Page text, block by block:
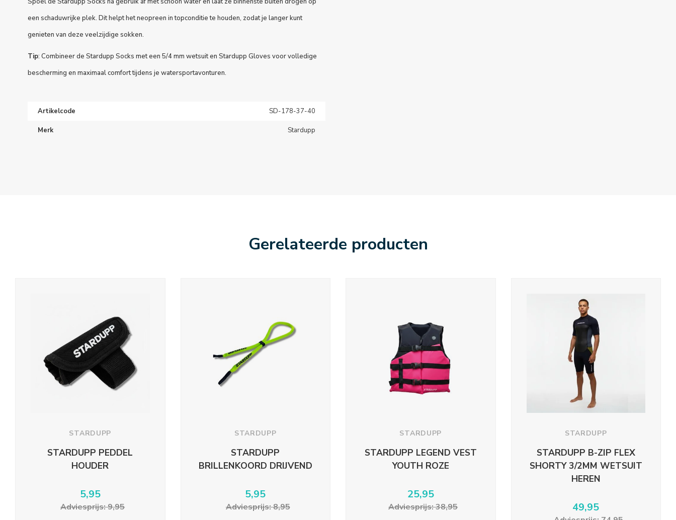
een schaduwrijke plek. Dit helpt het neopreen in topconditie te houden, zodat je langer kunt
genieten van deze veelzijdige sokken.
Tip: Combineer de Stardupp Socks met een 5/4 mm wetsuiten Stardupp Gloves voor volledige
bescherming en maximaal comfort tijdens je watersportavonturen.
Artikelcode SD-178-37-40
Merk Stardupp
Gerelateerde producten
STARDUPP
STARDUPP PEDDEL
HOUDER
5,95
Adviesprijs: 9,95
STARDUPP
STARDUPP
BRILLENKOORD DRIJVEND
5,95
Adviesprijs: 8,95
STARDUPP
STARDUPP LEGEND VEST
YOUTH ROZE
25,95
Adviesprijs: 38,95
STARDUPP
STARDUPP B-ZIP FLEX
SHORTY 3/2MM WETSUIT
HEREN
49,95